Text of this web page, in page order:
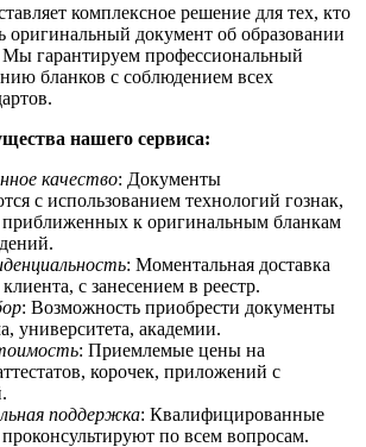
комплексное решение для тех, кто
оригинальный документ об образовании
Мы гарантируем профессиональный
бланков с соблюдением всех
нашего сервиса:
качество: Документы
с использованием технологий гознак,
приближенных к оригинальным бланкам
: Моментальная доставка
с занесением в реестр.
: Возможность приобрести документы
университета, академии.
: Приемлемые цены на
корочек, приложений с
поддержка: Квалифицированные
по всем вопросам.